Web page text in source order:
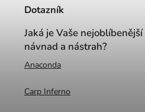
Dotazník
Jaká je Vaše
návnad a nástrah?
Anaconda
Carp Inferno